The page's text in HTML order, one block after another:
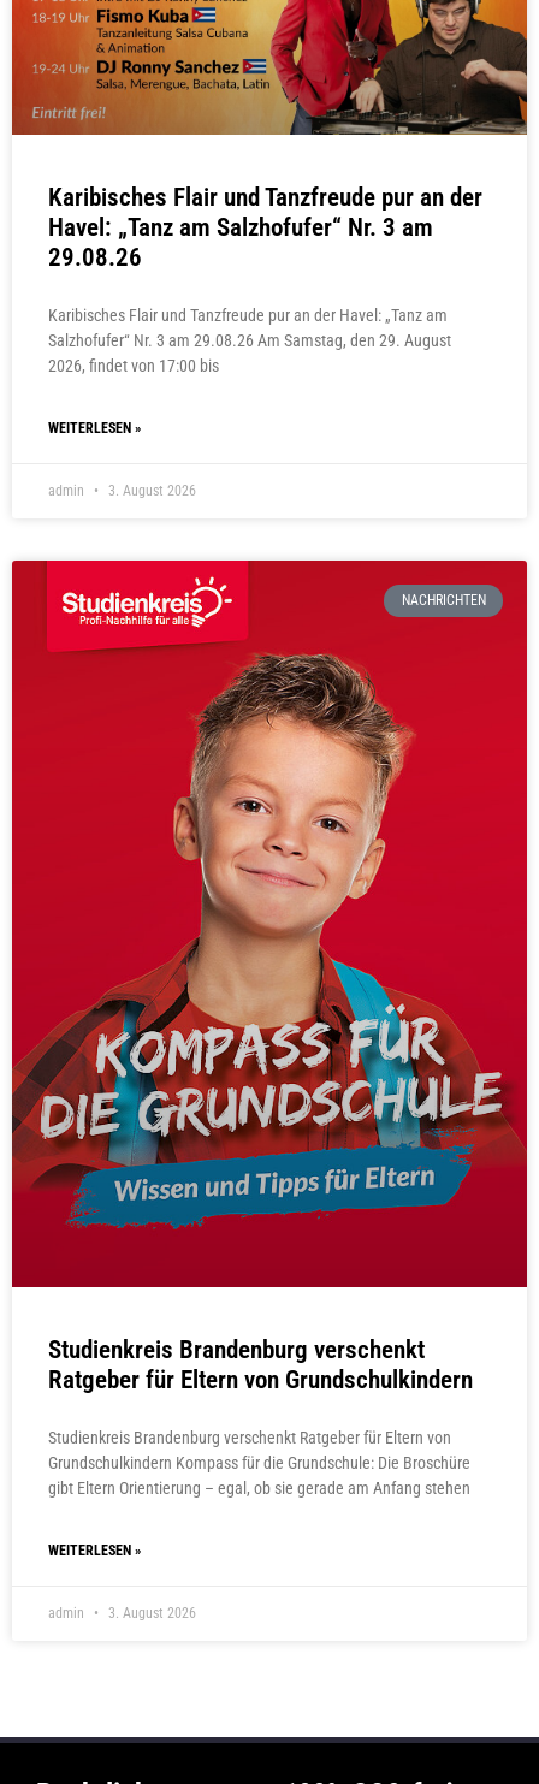
Karibisches Flair und Tanzfreude pur an der
Havel: „Tanz am Salzhofufer“ Nr. 3 am
29.08.26
Karibisches Flair und Tanzfreude pur an der Havel: „Tanz am
Salzhofufer“ Nr. 3 am 29.08.26 Am Samstag, den 29. August
2026, findet von 17:00 bis
WEITERLESEN »
admin 3. August 2026
NACHRICHTEN
Studienkreis Brandenburg verschenkt
Ratgeber für Eltern von Grundschulkindern
Studienkreis Brandenburg verschenkt Ratgeber für Eltern von
Grundschulkindern Kompass für die Grundschule: Die Broschüre
gibt Eltern Orientierung – egal, ob sie gerade am Anfang stehen
WEITERLESEN »
admin 3. August 2026